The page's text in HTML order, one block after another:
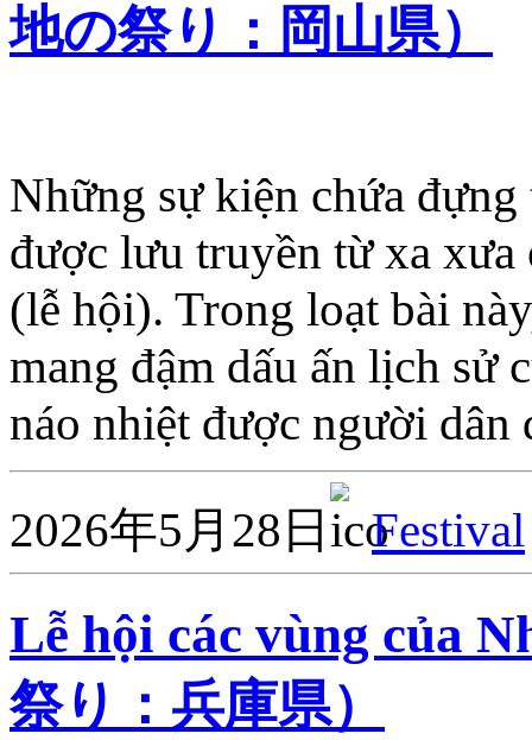
地の祭り：岡山県）
Những sự kiện chứa
được lưu truyền từ xa
(lễ hội). Trong loạt bài
mang đậm dấu ấn lịch sử
náo nhiệt được người
2026年5月28日
Festival
Lễ hội các vùng của
祭り：兵庫県）